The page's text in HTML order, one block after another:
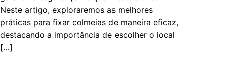
Neste artigo, exploraremos as melhores
práticas para fixar colmeias de maneira eficaz,
destacando a importância de escolher o local
[…]